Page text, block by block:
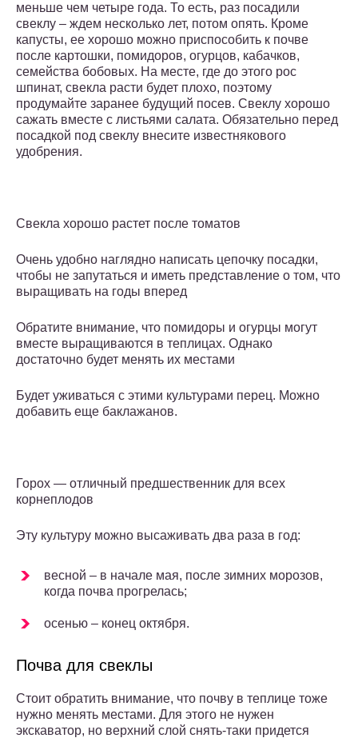
меньше чем четыре года. То есть, раз посадили
свеклу – ждем несколько лет, потом опять. Кроме
капусты, ее хорошо можно приспособить к почве
после картошки, помидоров, огурцов, кабачков,
семейства бобовых. На месте, где до этого рос
шпинат, свекла расти будет плохо, поэтому
продумайте заранее будущий посев. Свеклу хорошо
сажать вместе с листьями салата. Обязательно перед
посадкой под свеклу внесите известнякового
удобрения.
Свекла хорошо растет после томатов
Очень удобно наглядно написать цепочку посадки,
чтобы не запутаться и иметь представление о том, что
выращивать на годы вперед
Обратите внимание, что помидоры и огурцы могут
вместе выращиваются в теплицах. Однако
достаточно будет менять их местами
Будет уживаться с этими культурами перец. Можно
добавить еще баклажанов.
Горох — отличный предшественник для всех
корнеплодов
Эту культуру можно высаживать два раза в год:
весной – в начале мая, после зимних морозов,
когда почва прогрелась;
осенью – конец октября.
Почва для свеклы
Стоит обратить внимание, что почву в теплице тоже
нужно менять местами. Для этого не нужен
экскаватор, но верхний слой снять-таки придется